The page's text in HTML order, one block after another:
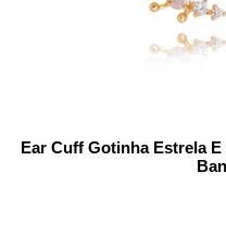
Ear Cuff Gotinha Estrela